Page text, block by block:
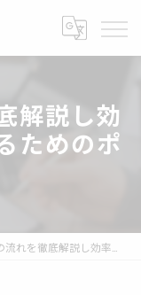
解説し効
ためのポ
解説し効率的な採用を実現するためのポイント